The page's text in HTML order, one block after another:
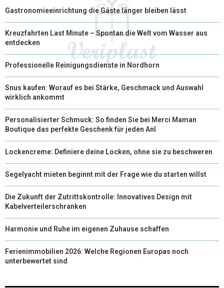
Gastronomieeinrichtung die Gäste länger bleiben lässt
Kreuzfahrten Last Minute – Spontan die Welt vom Wasser aus
entdecken
Professionelle Reinigungsdienste in Nordhorn
Snus kaufen: Worauf es bei Stärke, Geschmack und Auswahl
wirklich ankommt
Personalisierter Schmuck: So finden Sie bei Merci Maman
Boutique das perfekte Geschenk für jeden Anl
Lockencreme: Definiere deine Locken, ohne sie zu beschweren
Segelyacht mieten beginnt mit der Frage wie du starten willst
Die Zukunft der Zutrittskontrolle: Innovatives Design mit
Kabelverteilerschranken
Harmonie und Ruhe im eigenen Zuhause schaffen
Ferienimmobilien 2026: Welche Regionen Europas noch
unterbewertet sind